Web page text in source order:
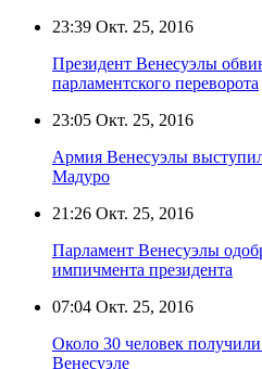
23:39 Окт. 25, 2016
Президент Венесуэлы
парламентского переворота
23:05 Окт. 25, 2016
Армия Венесуэлы
Мадуро
21:26 Окт. 25, 2016
Парламент Венесуэлы
импичмента президента
07:04 Окт. 25, 2016
Около 30 человек
Венесуэле